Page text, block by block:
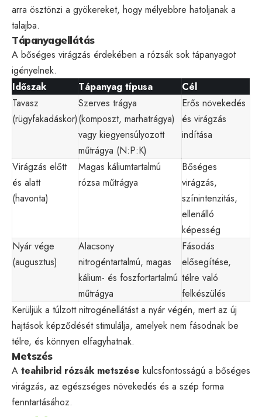
arra ösztönzi a gyökereket, hogy mélyebbre hatoljanak a
talajba.
Tápanyagellátás
A bőséges virágzás érdekében a rózsák sok tápanyagot
igényelnek.
Időszak
Tápanyag típusa
Cél
Tavasz
(rügyfakadáskor)
Szerves trágya
(komposzt, marhatrágya)
vagy kiegyensúlyozott
műtrágya (N:P:K)
Erős növekedés
és virágzás
indítása
Virágzás előtt
és alatt
(havonta)
Magas káliumtartalmú
rózsa műtrágya
Bőséges
virágzás,
színintenzitás,
ellenálló
képesség
Nyár vége
(augusztus)
Alacsony
nitrogéntartalmú, magas
kálium- és foszfortartalmú
műtrágya
Fásodás
elősegítése,
télre való
felkészülés
Kerüljük a túlzott nitrogénellátást a nyár végén, mert az új
hajtások képződését stimulálja, amelyek nem fásodnak be
télre, és könnyen elfagyhatnak.
Metszés
A teahibrid rózsák metszése kulcsfontosságú a bőséges
virágzás, az egészséges növekedés és a szép forma
fenntartásához.